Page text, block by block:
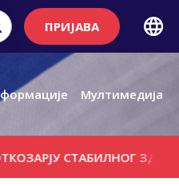
ПРИЈАВА
Мултимедија
СTАБИЛНОГ